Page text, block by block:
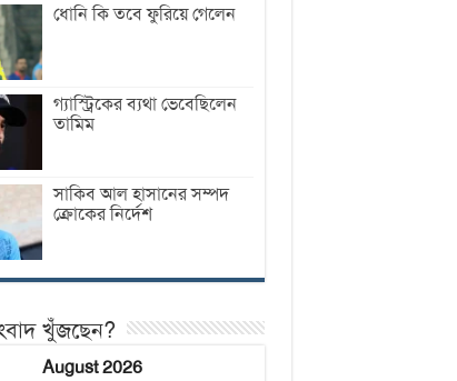
ধোনি কি তবে ফুরিয়ে গেলেন
গ্যাস্ট্রিকের ব্যথা ভেবেছিলেন
তামিম
সাকিব আল হাসানের সম্পদ
ক্রোকের নির্দেশ
খুঁজছেন?
August 2026